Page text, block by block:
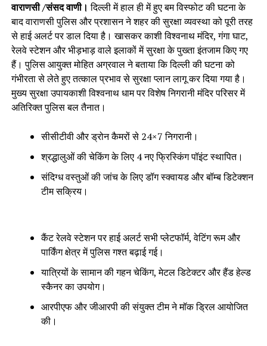
वाराणसी /संसद वाणी। दिल्ली में हाल ही में हुए बम विस्फोट की घटना के
बाद वाराणसी पुलिस और प्रशासन ने शहर की सुरक्षा व्यवस्था को पूरी तरह
से हाई अलर्ट पर डाल दिया है। खासकर काशी विश्वनाथ मंदिर, गंगा घाट,
रेलवे स्टेशन और भीड़भाड़ वाले इलाकों में सुरक्षा के पुख्ता इंतजाम किए गए
हैं। पुलिस आयुक्त मोहित अग्रवाल ने बताया कि दिल्ली की घटना को
गंभीरता से लेते हुए तत्काल प्रभाव से सुरक्षा प्लान लागू कर दिया गया है।
मुख्य सुरक्षा उपायकाशी विश्वनाथ धाम पर विशेष निगरानी मंदिर परिसर में
अतिरिक्त पुलिस बल तैनात।
सीसीटीवी और ड्रोन कैमरों से 24×7 निगरानी।
श्रद्धालुओं की चेकिंग के लिए 4 नए फ्रिस्किंग पॉइंट स्थापित।
संदिग्ध वस्तुओं की जांच के लिए डॉग स्क्वायड और बॉम्ब डिटेक्शन
टीम सक्रिय।
कैंट रेलवे स्टेशन पर हाई अलर्ट सभी प्लेटफॉर्म, वेटिंग रूम और
पार्किंग क्षेत्र में पुलिस गश्त बढ़ाई गई।
यात्रियों के सामान की गहन चेकिंग, मेटल डिटेक्टर और हैंड हेल्ड
स्कैनर का उपयोग।
आरपीएफ और जीआरपी की संयुक्त टीम ने मॉक ड्रिल आयोजित
की।